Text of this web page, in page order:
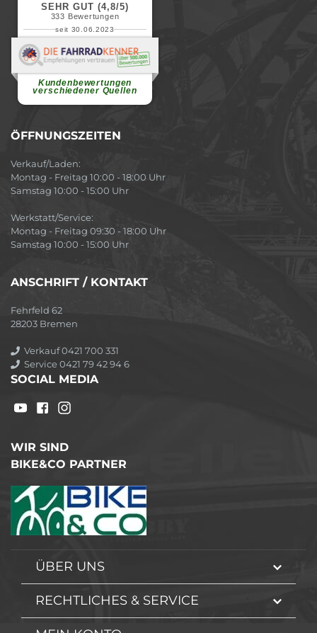
SEHR GUT (4,8/5)
333 Bewertungen
seit 30.06.2023
Kundenbewertungen
verschiedener Quellen
Renate H.
Vielen Dank für ein herzliches
ÖFFNUNGSZEITEN
Verkauf/Laden:
Montag - Freitag 10:00 - 18:00 Uhr
Samstag 10:00 - 15:00 Uhr
Werkstatt/Service:
Montag - Freitag 09:30 - 18:00 Uhr
Samstag 10:00 - 15:00 Uhr
ANSCHRIFT / KONTAKT
Fehrfeld 62
28203 Bremen
Verkauf 0421 700 331
Service 0421 79 42 94 6
SOCIAL MEDIA
WIR SIND
BIKE&CO PARTNER
ÜBER UNS
RECHTLICHES & SERVICE